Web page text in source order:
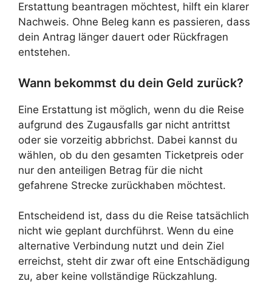
Erstattung beantragen möchtest, hilft ein klarer
Nachweis. Ohne Beleg kann es passieren, dass
dein Antrag länger dauert oder Rückfragen
entstehen.
Wann bekommst du dein Geld zurück?
Eine Erstattung ist möglich, wenn du die Reise
aufgrund des Zugausfalls gar nicht antrittst
oder sie vorzeitig abbrichst. Dabei kannst du
wählen, ob du den gesamten Ticketpreis oder
nur den anteiligen Betrag für die nicht
gefahrene Strecke zurückhaben möchtest.
Entscheidend ist, dass du die Reise tatsächlich
nicht wie geplant durchführst. Wenn du eine
alternative Verbindung nutzt und dein Ziel
erreichst, steht dir zwar oft eine Entschädigung
zu, aber keine vollständige Rückzahlung.